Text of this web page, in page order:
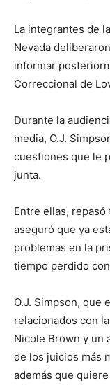
La integrantes de
Nevada
informar
Correccional de
Durante la
media, O.J.
cuestiones que le
junta.
Entre ellas,
aseguró que ya
problemas en la
tiempo perdido
O.J. Simpson, que
relacionados con
Nicole Brown y un
de los juicios más
además que